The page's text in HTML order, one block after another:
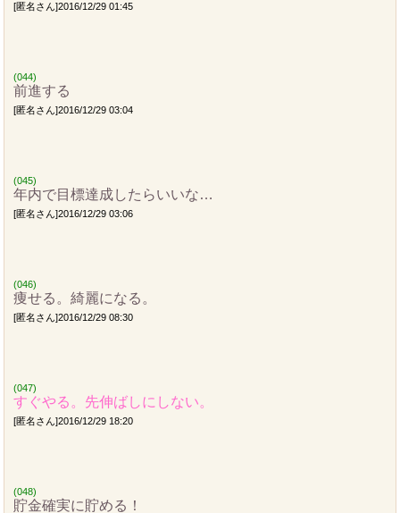
[匿名さん]2016/12/29 01:45
(044)
前進する
[匿名さん]2016/12/29 03:04
(045)
年内で目標達成したらいいな…
[匿名さん]2016/12/29 03:06
(046)
痩せる。綺麗になる。
[匿名さん]2016/12/29 08:30
(047)
すぐやる。先伸ばしにしない。
[匿名さん]2016/12/29 18:20
(048)
貯金確実に貯める！